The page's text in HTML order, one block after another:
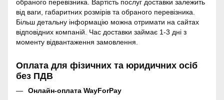
обраного перевізника. Вартість послуг доставки залежить
від ваги, габаритних розмірів та обраного перевізника.
Більш детальну інформацію можна отримати на сайтах
відповідних компаній. Час доставки займає 1-3 дні з
моменту відвантаження замовлення.
Оплата для фізичних та юридичних осіб
без ПДВ
Онлайн-оплата WayForPay